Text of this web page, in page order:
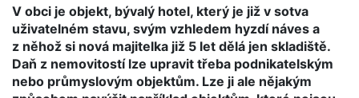
V obci je objekt, bývalý hotel, který je již v sotva
uživatelném stavu, svým vzhledem hyzdí náves a
z něhož si nová majitelka již 5 let dělá jen skladiště.
Daň z nemovitostí lze upravit třeba podnikatelským
nebo průmyslovým objektům. Lze ji ale nějakým